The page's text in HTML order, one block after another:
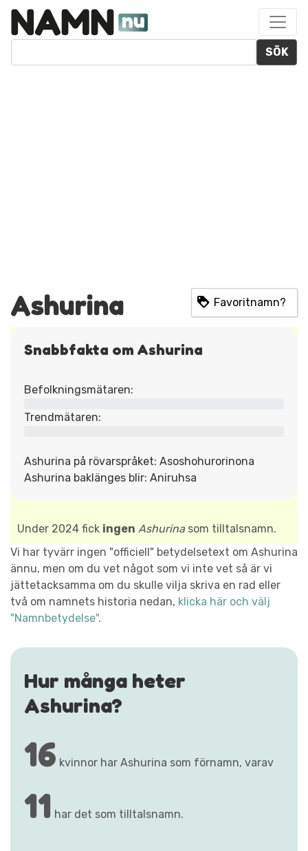
SÖK
Ashurina Favoritnamn?
Snabbfakta om Ashurina
Befolkningsmätaren:
Trendmätaren:
Ashurina på rövarspråket: Asoshohurorinona
Ashurina baklänges blir: Aniruhsa
Under 2024 fick ingen Ashurinasom tilltalsnamn.
Vi har tyvärr ingen "officiell" betydelsetext om Ashurina
ännu, men om du vet något som vi inte vet så är vi
jättetacksamma om du skulle vilja skriva en rad eller
två om namnets historia nedan, klicka här och välj
"Namnbetydelse".
Hur många heter
Ashurina?
16 kvinnor har Ashurina som förnamn, varav
11 har det som tilltalsnamn.